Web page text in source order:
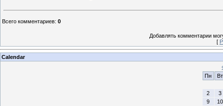
Всего комментариев: 0
Добавлять комментарии
[
Calendar
Пн
Вт
2
3
9
10